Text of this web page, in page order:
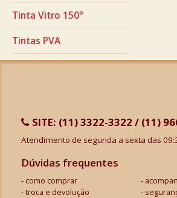
Tinta Vitro 150°
Tintas PVA
SITE: (11) 3322-3322 / (11)
Atendimento de segunda a sexta das
Dúvidas frequentes
como comprar
troca e devolução